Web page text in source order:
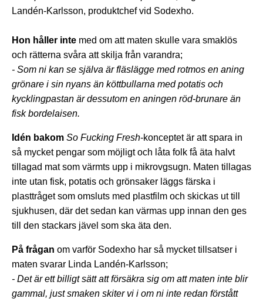
Landén-Karlsson, produktchef vid Sodexho.
Hon håller inte med om att maten skulle vara smaklös
och rätterna svåra att skilja från varandra;
- Som ni kan se själva är fläslägge med rotmos en aning
grönare i sin nyans än köttbullarna med potatis och
kycklingpastan är dessutom en aningen röd-brunare än
fisk bordelaisen.
Idén bakom So Fucking Fresh-konceptet är att spara in
så mycket pengar som möjligt och låta folk få äta halvt
tillagad mat som värmts upp i mikrovgsugn. Maten tillagas
inte utan fisk, potatis och grönsaker läggs färska i
plasttråget som omsluts med plastfilm och skickas ut till
sjukhusen, där det sedan kan värmas upp innan den ges
till den stackars jävel som ska äta den.
På frågan om varför Sodexho har så mycket tillsatser i
maten svarar Linda Landén-Karlsson;
- Det är ett billigt sätt att försäkra sig om att maten inte blir
gammal, just smaken skiter vi i om ni inte redan förstått